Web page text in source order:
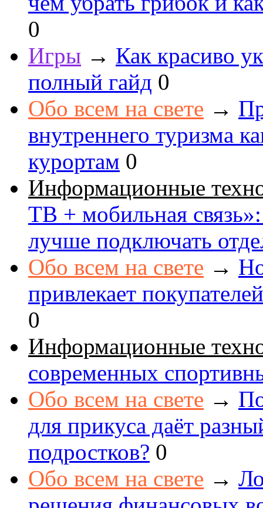
0
Игры → Как красиво
полный гайд 0
Обо всем на свете →
внутреннего туризма
курортам 0
Информационные
ТВ + мобильная
лучше подключать
Обо всем на свете →
привлекает
0
Информационные
современных
Обо всем на свете →
для прикуса даёт
подростков? 0
Обо всем на свете →